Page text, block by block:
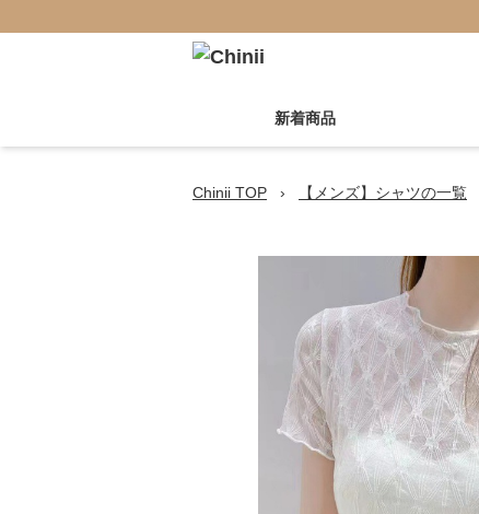
新着商品
Chinii TOP › 【メンズ】シャツの一覧